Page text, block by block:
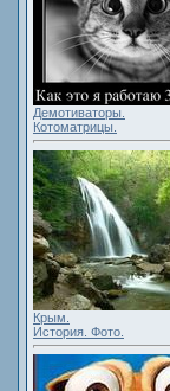
Демотиваторы.
Котоматрицы.
Крым.
История. Фото.